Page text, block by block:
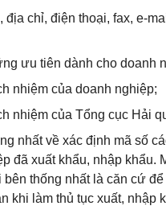
địa chỉ, điện thoại, fax, e-
ưu tiên dành cho doanh
nhiệm của doanh nghiệp;
nhiệm của Tổng cục Hải
nhất về xác định mã số
đã xuất khẩu, nhập khẩu.
thống nhất là căn cứ
khi làm thủ tục xuất, nhập